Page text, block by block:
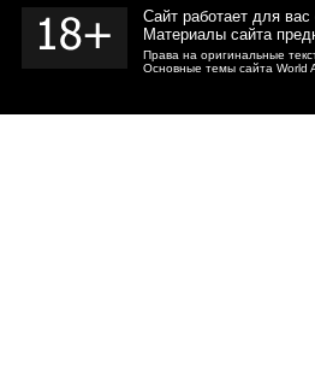
Сайт работает для вас
Материалы сайта
Права на оригинальные
Основные темы сайта World